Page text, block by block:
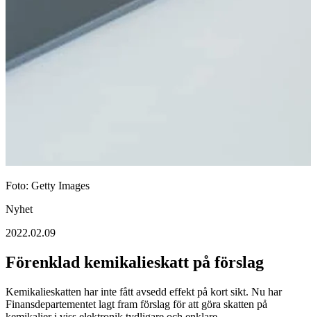
Foto: Getty Images
Nyhet
2022.02.09
Förenklad kemikalieskatt på förslag
Kemikalieskatten har inte fått avsedd effekt på kort sikt. Nu har
Finansdepartementet lagt fram förslag för att göra skatten på